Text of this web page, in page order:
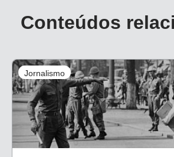
Conteúdos
Jornalismo